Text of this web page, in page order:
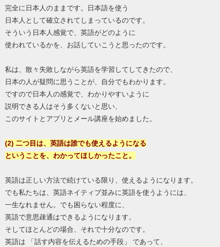
完全に日本人のままです。日本語を使う
日本人として確立されてしまっているのです。
そういう日本人感覚で、英語がどのように
使われているかを、お話していこうと思ったのです。
私は、散々失敗しながら英語を学習してしてきたので、
日本の人が疑問に思うことが、自分でもわかります。
ですので日本人の感覚で、わかりやすいように
説明できる人はそう多くないと思い、
このサイトとアプリとメール講座を始めました。
(2) 二つ目は、英語は誰でも使えるようになる
ということを、わかってほしかったこと。
英語は正しい方法で続けている限り、使えるようになります。
でも私たちは、英語ネイティブ並みに英語を使うようには、
一生なれません。でも困らない程度に、
英語で意思疎通はできるようになります。
そしてほとんどの場合、それで十分なのです。
英語は 「話す内容を伝えるための手段」 であって、